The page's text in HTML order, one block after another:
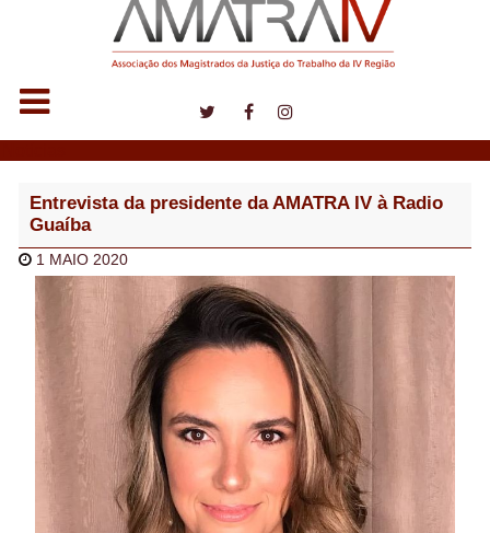
Entrevista da presidente da AMATRA IV à Radio
Guaíba
1 MAIO 2020